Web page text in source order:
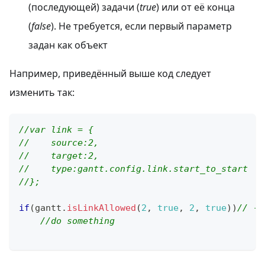
(последующей) задачи (true) или от её конца
(false). Не требуется, если первый параметр
задан как объект
Например, приведённый выше код следует
изменить так:
//var link = {
//    source:2,
//    target:2,
//    type:gantt.config.link.start_to_start
//};
if (gantt . isLinkAllowed (2 , true, 2 , true) )// ->
//do something